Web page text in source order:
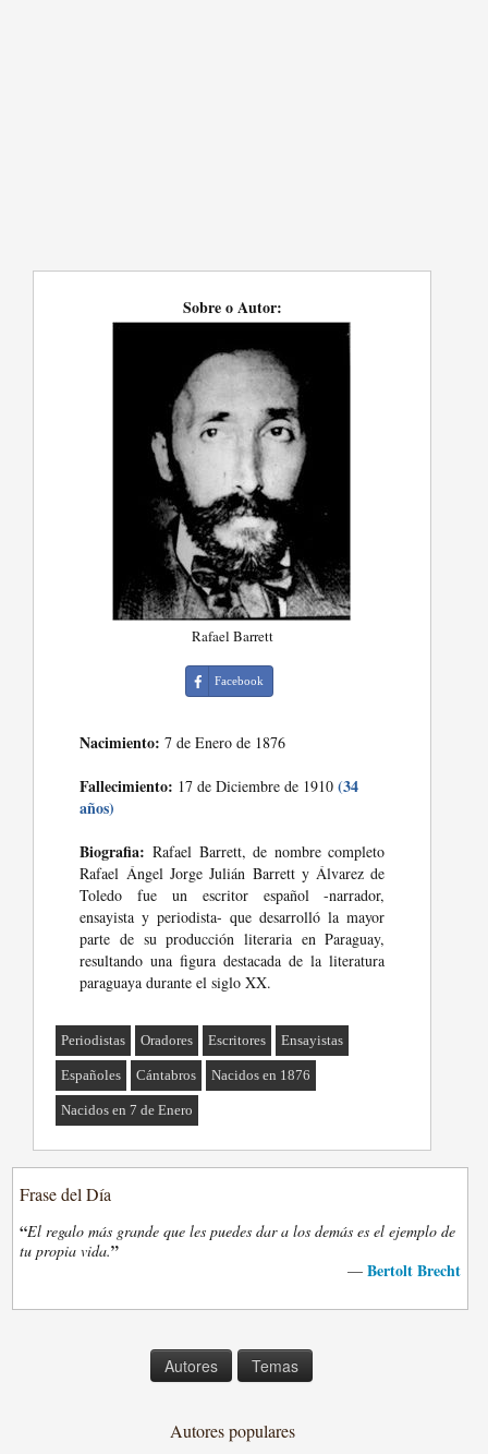
Sobre o Autor:
Rafael Barrett
Facebook
Nacimiento: 7 de Enero de 1876
Fallecimiento: 17 de Diciembre de 1910(34
años)
Biografia: Rafael Barrett, de nombre completo
Rafael Ángel Jorge Julián Barrett y Álvarez de
Toledo fue un escritor español -narrador,
ensayista y periodista- que desarrolló la mayor
parte de su producción literaria en Paraguay,
resultando una figura destacada de la literatura
paraguaya durante el siglo XX.
Periodistas Oradores Escritores Ensayistas
Españoles Cántabros Nacidos en 1876
Nacidos en 7 de Enero
Frase del Día
“El regalo más grande que les puedes dar a los demás es el ejemplo de
tu propia vida.”
— Bertolt Brecht
Autores Temas
Autores populares